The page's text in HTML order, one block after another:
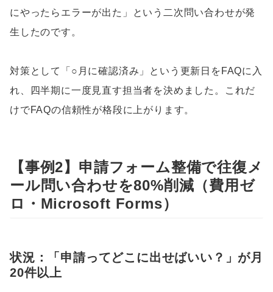
にやったらエラーが出た」という二次問い合わせが発
生したのです。
対策として「○月に確認済み」という更新日をFAQに入
れ、四半期に一度見直す担当者を決めました。これだ
けでFAQの信頼性が格段に上がります。
【事例2】申請フォーム整備で往復メ
ール問い合わせを80%削減（費用ゼ
ロ・Microsoft Forms）
状況：「申請ってどこに出せばいい？」が月
20件以上